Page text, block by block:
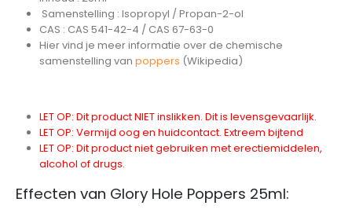
Samenstelling : Isopropyl / Propan-2-ol
CAS : CAS 541-42-4 / CAS 67-63-0
Hier vind je meer informatie over de chemische
samenstelling van poppers (Wikipedia)
LET OP: Dit product NIET inslikken. Dit is levensgevaarlijk.
LET OP: Vermijd oog en huidcontact. Extreem bijtend
LET OP: Dit product niet gebruiken met erectiemiddelen,
alcohol of drugs.
Effecten van Glory Hole Poppers 25ml: